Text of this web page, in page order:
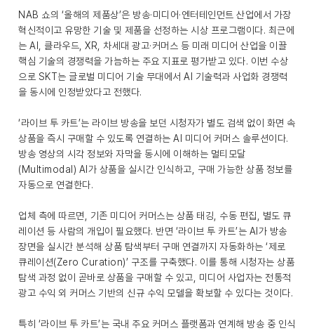
NAB 쇼의 ‘올해의 제품상’은 방송·미디어·엔터테인먼트 산업에서 가장
혁신적이고 유망한 기술 및 제품을 선정하는 시상 프로그램이다. 최근에
는 AI, 클라우드, XR, 차세대 광고·커머스 등 미래 미디어 산업을 이끌
핵심 기술의 경쟁력을 가늠하는 주요 지표로 평가받고 있다. 이번 수상
으로 SKT는 글로벌 미디어 기술 무대에서 AI 기술력과 사업화 경쟁력
을 동시에 인정받았다고 전했다.
‘라이브 투 카트’는 라이브 방송을 보던 시청자가 별도 검색 없이 화면 속
상품을 즉시 구매할 수 있도록 연결하는 AI 미디어 커머스 솔루션이다.
방송 영상의 시각 정보와 자막을 동시에 이해하는 멀티모달
(Multimodal) AI가 상품을 실시간 인식하고, 구매 가능한 상품 정보를
자동으로 연결한다.
업체 측에 따르면, 기존 미디어 커머스는 상품 태깅, 수동 편집, 별도 큐
레이션 등 사람의 개입이 필요했다. 반면 ‘라이브 투 카트’는 AI가 방송
장면을 실시간 분석해 상품 탐색부터 구매 연결까지 자동화하는 ‘제로
큐레이션(Zero Curation)’ 구조를 구축했다. 이를 통해 시청자는 상품
탐색 과정 없이 곧바로 상품을 구매할 수 있고, 미디어 사업자는 전통적
광고 수익 외 커머스 기반의 신규 수익 모델을 확보할 수 있다는 것이다.
특히 ‘라이브 투 카트’는 국내 주요 커머스 플랫폼과 연계해 방송 중 인식